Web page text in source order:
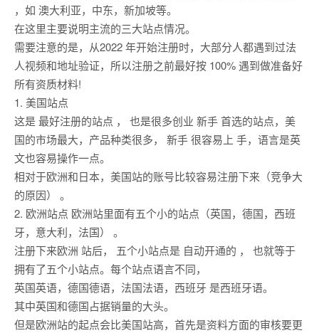
，如 澳大利亚，中东，新加坡等。
在这里主要说明主流的三大站点情况。
需要注意的是，从2022 年开始注册时，大部分人都遇到过法
人视频和地址验证，所以注册之前最好按 100% 遇到做准备好
所有资质材料!
1. 美国站点
这是 最好注册的站点 ， 也是很多创业 新手 首选的站点，美
国的市场最大，产品种类很多， 新手 很容易上 手，语言是英
文也容易操作一点。
相对于欧洲和日本，美国站的账号比较容易注册下来（竞争大
的原因） 。
2. 欧洲站点 欧洲站里面有五个小的站点（英国，德国，西班
牙，意大利，法国） 。
注册下来欧洲 站后， 五个小站点是 自动开通的 ， 也就等于
拥有了五个小站点。每个站点语言不同，
英国英语，德国德语，法国法语，西班牙 是西班牙语。
其中英国和德国占据销量的大头。
但是欧洲站的起点会比美国站高，首先是资料方面的审核要更